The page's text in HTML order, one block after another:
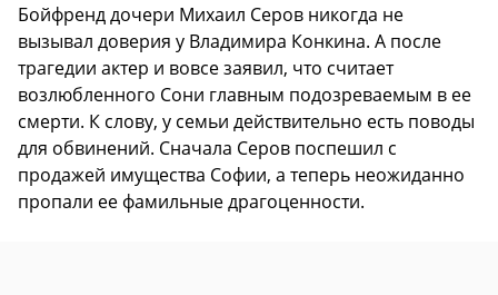
Бойфренд дочери Михаил Серов никогда не
вызывал доверия у Владимира Конкина. А после
трагедии актер и вовсе заявил, что считает
возлюбленного Сони главным подозреваемым в ее
смерти. К слову, у семьи действительно есть поводы
для обвинений. Сначала Серов поспешил с
продажей имущества Софии, а теперь неожиданно
пропали ее фамильные драгоценности.